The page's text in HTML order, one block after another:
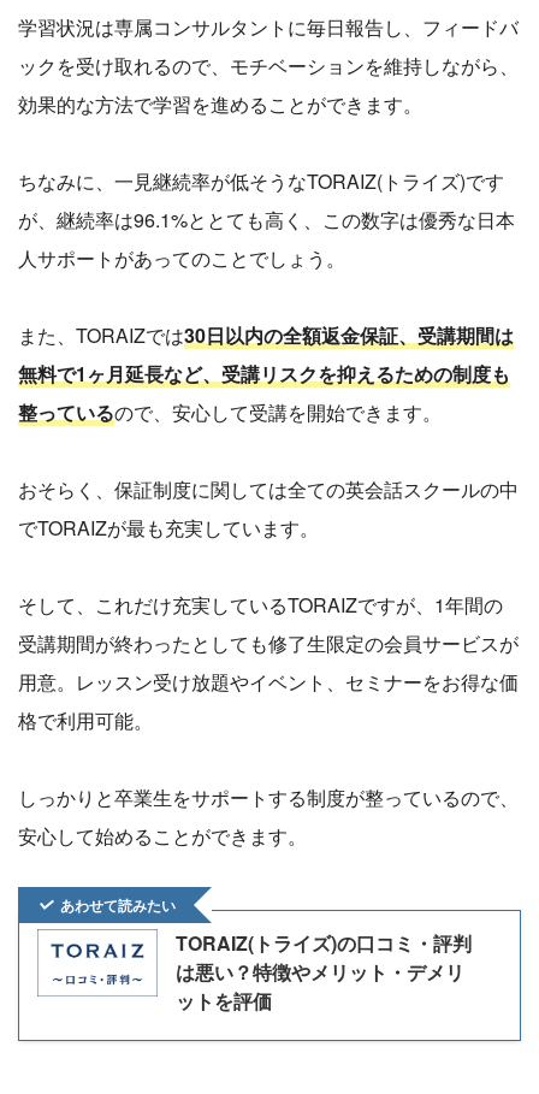
学習状況は専属コンサルタントに毎日報告し、フィードバ
ックを受け取れるので、モチベーションを維持しながら、
効果的な方法で学習を進めることができます。
ちなみに、一見継続率が低そうなTORAIZ(トライズ)です
が、継続率は96.1%ととても高く、この数字は優秀な日本
人サポートがあってのことでしょう。
また、TORAIZでは30日以内の全額返金保証、受講期間は
無料で1ヶ月延長など、受講リスクを抑えるための制度も
整っているので、安心して受講を開始できます。
おそらく、保証制度に関しては全ての英会話スクールの中
でTORAIZが最も充実しています。
そして、これだけ充実しているTORAIZですが、1年間の
受講期間が終わったとしても修了生限定の会員サービスが
用意。レッスン受け放題やイベント、セミナーをお得な価
格で利用可能。
しっかりと卒業生をサポートする制度が整っているので、
安心して始めることができます。
あわせて読みたい
TORAIZ(トライズ)の口コミ・評判
は悪い？特徴やメリット・デメリ
ットを評価